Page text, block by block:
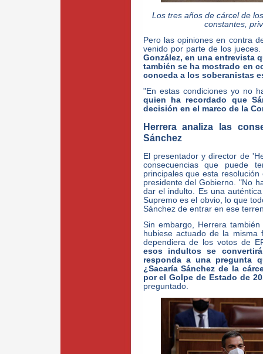
Los tres años de cárcel de
constantes,
Pero las opiniones en contra
venido por parte de los
González, en una entrevista
también se ha mostrado en
conceda a los soberanistas
"En estas condiciones yo no
quien ha recordado que
decisión en el marco de la
Herrera analiza las
Sánchez
El presentador y director de
consecuencias que puede
principales que esta
presidente del Gobierno. "No
dar el indulto. Es una
Supremo es el obvio, lo que
Sánchez de entrar en ese
Sin embargo, Herrera
hubiese actuado de la
dependiera de los votos de
esos indultos se
responda a una pregunta
¿Sacaría Sánchez de la
por el Golpe de Estado de
preguntado.